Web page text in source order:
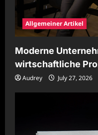
Allgemeiner Artikel
Moderne
wirtschaftliche
Audrey July 27, 2026